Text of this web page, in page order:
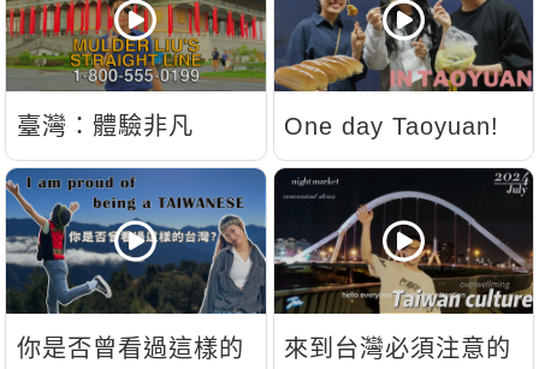
臺灣：體驗非凡 One day Taoyuan!
你是否曾看過這樣的
來到台灣必須注意的